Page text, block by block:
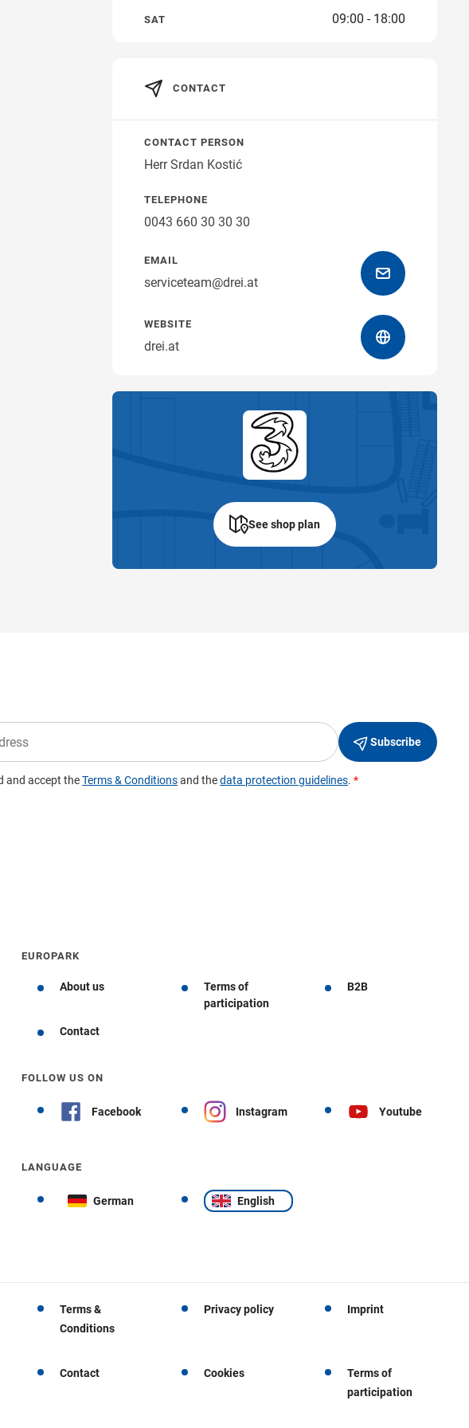
SAT 09:00 - 18:00
CONTACT
CONTACT PERSON
Herr Srdan Kostić
TELEPHONE
0043 660 30 30 30
EMAIL
serviceteam@drei.at
WEBSITE
drei.at
See shop plan
EUROPARK
About us
Terms of
participation
B2B
Contact
FOLLOW US ON
Facebook Instagram Youtube
LANGUAGE
German English
Terms &
Conditions
Privacy policy Imprint
Contact Cookies
Terms of
participation